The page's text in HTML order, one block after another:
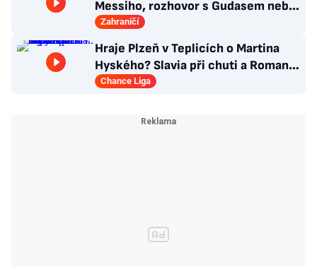
Messiho, rozhovor s Gudasem nebo
plakát Pogačara
Zahraničí
Hraje Plzeň v Teplicích o Martina
Hyského? Slavia při chuti a Roman
Macek proti svým…
Chance Liga